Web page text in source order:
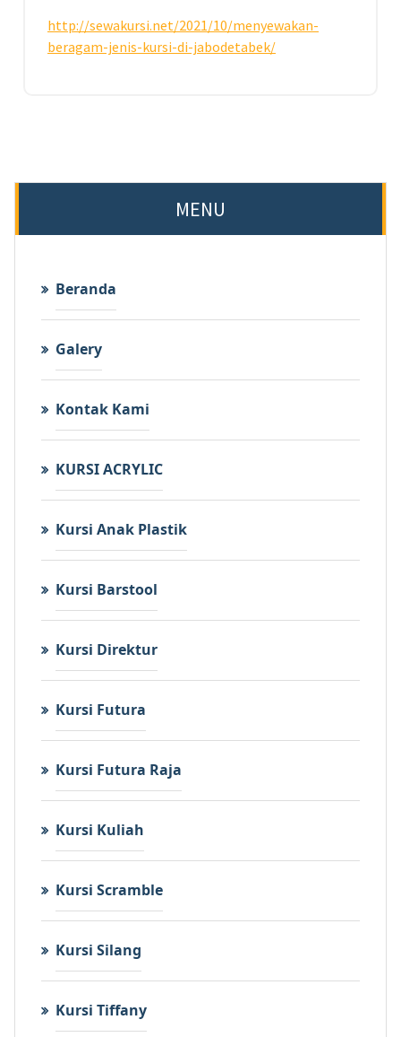
http://sewakursi.net/2021/10/menyewakan-
beragam-jenis-kursi-di-jabodetabek/
MENU
Beranda
Galery
Kontak Kami
KURSI ACRYLIC
Kursi Anak Plastik
Kursi Barstool
Kursi Direktur
Kursi Futura
Kursi Futura Raja
Kursi Kuliah
Kursi Scramble
Kursi Silang
Kursi Tiffany